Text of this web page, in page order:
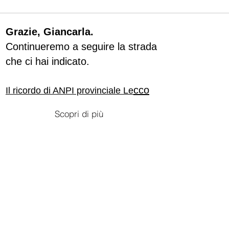
Grazie, Giancarla.
Continueremo a seguire la strada
che ci hai indicato.
Il ricordo di ANPI provinciale Lecco
Scopri di più